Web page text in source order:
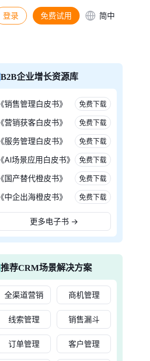
登录 免费试用 简中
B2B企业增长资源库
《销售管理白皮书》 免费下载
《营销获客白皮书》 免费下载
《服务管理白皮书》 免费下载
《AI场景应用白皮书》 免费下载
《国产替代橙皮书》 免费下载
《中企出海橙皮书》 免费下载
更多电子书 →
推荐CRM场景解决方案
全渠道营销 商机管理
线索管理 销售漏斗
订单管理 客户管理